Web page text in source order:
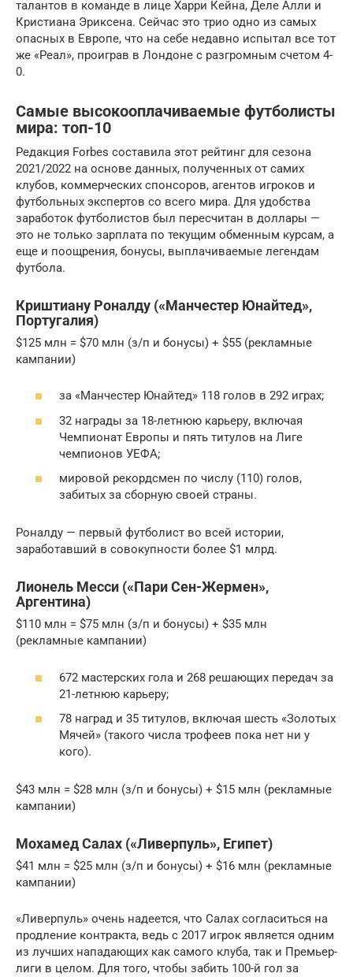
талантов в команде в лице Харри Кейна, Деле Алли и
Кристиана Эриксена. Сейчас это трио одно из самых
опасных в Европе, что на себе недавно испытал все тот
же «Реал», проиграв в Лондоне с разгромным счетом 4-
0.
Самые высокооплачиваемые футболисты
мира: топ-10
Редакция Forbes составила этот рейтинг для сезона
2021/2022 на основе данных, полученных от самих
клубов, коммерческих спонсоров, агентов игроков и
футбольных экспертов со всего мира. Для удобства
заработок футболистов был пересчитан в доллары —
это не только зарплата по текущим обменным курсам, а
еще и поощрения, бонусы, выплачиваемые легендам
футбола.
Криштиану Роналду («Манчестер Юнайтед»,
Португалия)
$125 млн = $70 млн (з/п и бонусы) + $55 (рекламные
кампании)
за «Манчестер Юнайтед» 118 голов в 292 играх;
32 награды за 18-летнюю карьеру, включая
Чемпионат Европы и пять титулов на Лиге
чемпионов УЕФА;
мировой рекордсмен по числу (110) голов,
забитых за сборную своей страны.
Роналду — первый футболист во всей истории,
заработавший в совокупности более $1 млрд.
Лионель Месси («Пари Сен-Жермен»,
Аргентина)
$110 млн = $75 млн (з/п и бонусы) + $35 млн
(рекламные кампании)
672 мастерских гола и 268 решающих передач за
21-летнюю карьеру;
78 наград и 35 титулов, включая шесть «Золотых
Мячей» (такого числа трофеев пока нет ни у
кого).
$43 млн = $28 млн (з/п и бонусы) + $15 млн (рекламные
кампании)
Мохамед Салах («Ливерпуль», Египет)
$41 млн = $25 млн (з/п и бонусы) + $16 млн (рекламные
кампании)
«Ливерпуль» очень надеется, что Салах согласиться на
продление контракта, ведь с 2017 игрок является одним
из лучших нападающих как самого клуба, так и Премьер-
лиги в целом. Для того, чтобы забить 100-й гол за